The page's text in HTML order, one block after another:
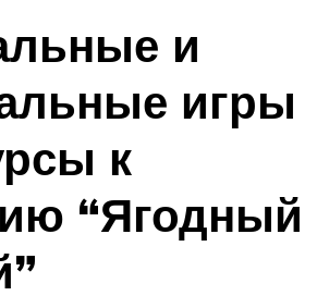
и
игры
к
“Ягодный